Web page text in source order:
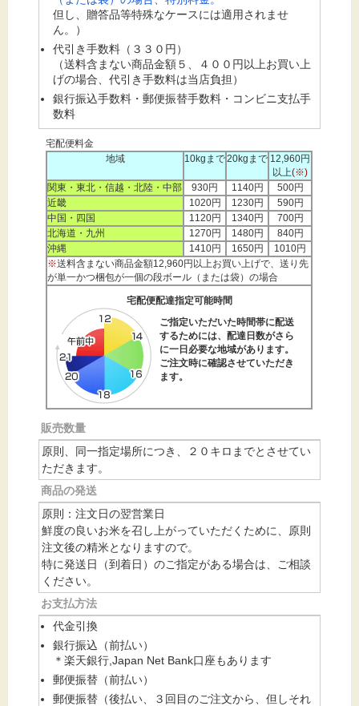
但し、贈答品等特殊なケースには適用されませ
ん。）
代引き手数料（３３０円）
（送料含まない商品金額５、４００円以上お買い上
げの場合、代引き手数料は当店負担）
銀行振込手数料・郵便振替手数料・コンビニ支払手
数料
宅配便料金
地域
10kgまで20kgまで 12,960円
以上(※)
関東・東北・信越・北陸・中部
930円 1140円
500円
近畿
1020円 1230円
590円
中国・四国
1120円 1340円
700円
北海道・九州
1270円 1480円
840円
沖縄
1410円 1650円
1010円
※送料含まない商品金額12,960円以上お買い上げで、送り先
が単一かつ梱包が一個の段ボール（または袋）の場合
宅配便配達指定可能時間
ご指定いただいた時間帯に配送
するためには、配達日数がさら
に一日必要な地域があります。
ご注文時に確認させていただき
ます。
販売数量
原則、同一指定場所につき、２０キロまでとさせてい
ただきます。
商品の発送
原則：注文日の翌営業日
鮮度の良いお米を召し上がっていただくために、原則
注文後の精米となりますので。
特に発送日（到着日）のご指定がある場合は、ご相談
ください。
お支払方法
代金引換
銀行振込（前払い）
＊楽天銀行,Japan Net Bank口座もあります
郵便振替（前払い）
郵便振替（後払い、３回目のご注文から、但しそれ